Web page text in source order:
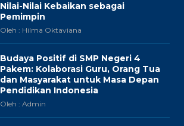
Nilai-Nilai Kebaikan sebagai
Pemimpin
Oleh : Hilma Oktaviana
Budaya Positif di SMP Negeri 4
Pakem: Kolaborasi Guru, Orang Tua
dan Masyarakat untuk Masa Depan
Pendidikan Indonesia
Oleh : Admin